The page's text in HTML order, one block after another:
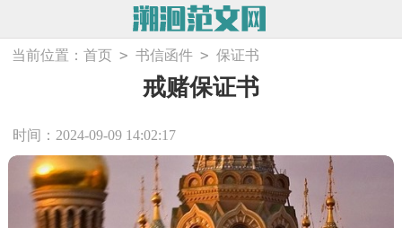
当前位置：首页 > 书信函件 > 保证书
戒赌保证书
时间：2024-09-09 14:02:17